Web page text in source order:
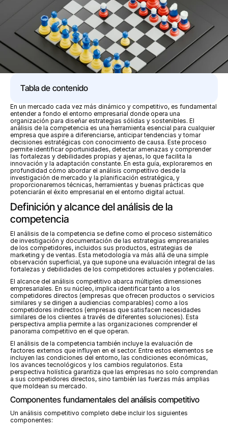
Tabla de contenido
En un mercado cada vez más dinámico y competitivo, es fundamental
entender a fondo el entorno empresarial donde opera una
organización para diseñar estrategias sólidas y sostenibles. El
análisis de la competencia es una herramienta esencial para cualquier
empresa que aspire a diferenciarse, anticipar tendencias y tomar
decisiones estratégicas con conocimiento de causa. Este proceso
permite identificar oportunidades, detectar amenazas y comprender
las fortalezas y debilidades propias y ajenas, lo que facilita la
innovación y la adaptación constante. En esta guía, exploraremos en
profundidad cómo abordar el análisis competitivo desde la
investigación de mercado y la planificación estratégica, y
proporcionaremos técnicas, herramientas y buenas prácticas que
potenciarán el éxito empresarial en el entorno digital actual.
Definición y alcance del análisis de la
competencia
El análisis de la competencia se define como el proceso sistemático
de investigación y documentación de las estrategias empresariales
de los competidores, incluidos sus productos, estrategias de
marketing y de ventas. Esta metodología va más allá de una simple
observación superficial, ya que supone una evaluación integral de las
fortalezas y debilidades de los competidores actuales y potenciales.
El alcance del análisis competitivo abarca múltiples dimensiones
empresariales. En su núcleo, implica identificar tanto a los
competidores directos (empresas que ofrecen productos o servicios
similares y se dirigen a audiencias comparables) como a los
competidores indirectos (empresas que satisfacen necesidades
similares de los clientes a través de diferentes soluciones). Esta
perspectiva amplia permite a las organizaciones comprender el
panorama competitivo en el que operan.
El análisis de la competencia también incluye la evaluación de
factores externos que influyen en el sector. Entre estos elementos se
incluyen las condiciones del entorno, las condiciones económicas,
los avances tecnológicos y los cambios regulatorios. Esta
perspectiva holística garantiza que las empresas no solo comprendan
a sus competidores directos, sino también las fuerzas más amplias
que moldean su mercado.
Componentes fundamentales del análisis competitivo
Un análisis competitivo completo debe incluir los siguientes
componentes: